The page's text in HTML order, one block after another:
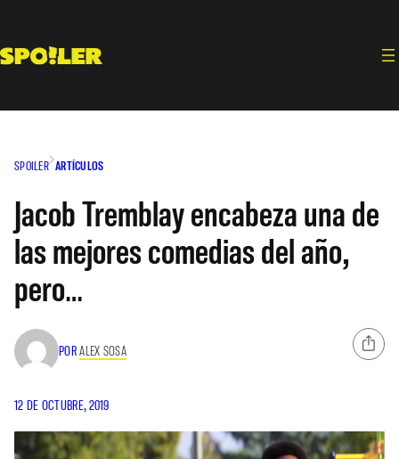
contenido
SPOILER ARTÍCULOS
Jacob Tremblay encabeza una de
las mejores comedias del año,
pero…
PORALEX SOSA
12 DE OCTUBRE, 2019